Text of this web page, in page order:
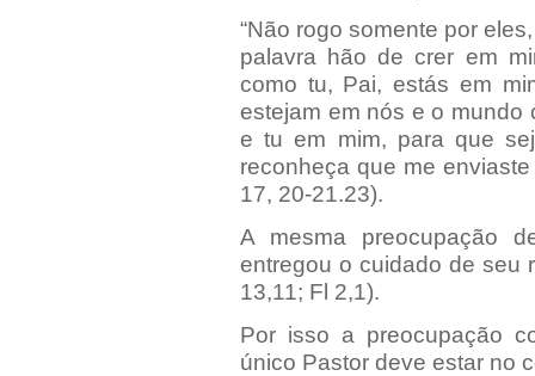
“Não rogo somente por
palavra hão de crer em
como tu, Pai, estás em
estejam em nós e o
e tu em mim, para que
reconheça que me
17, 20-21.23).
A mesma preocupação
entregou o cuidado de seu
13,11; Fl 2,1).
Por isso a preocupação
único Pastor deve estar no